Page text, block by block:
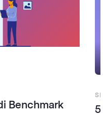
Benchmark
5